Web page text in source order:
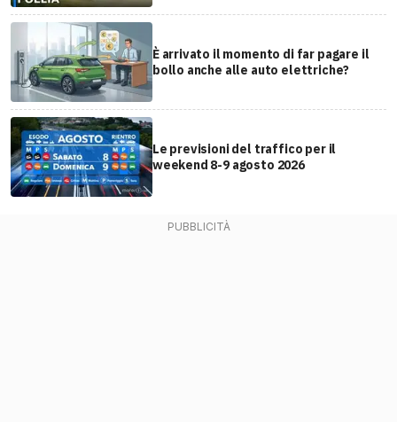
È arrivato il momento di far pagare il
bollo anche alle auto elettriche?
Le previsioni del traffico per il
weekend 8-9 agosto 2026